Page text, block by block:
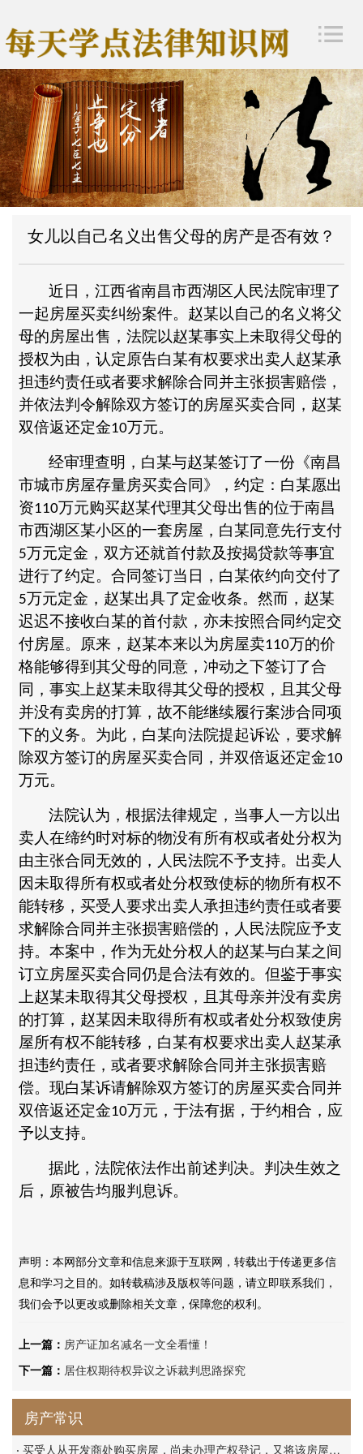
女儿以自己名义出售父母的房产是否有效？
近日，江西省南昌市西湖区人民法院审理了
一起房屋买卖纠纷案件。赵某以自己的名义将父
母的房屋出售，法院以赵某事实上未取得父母的
授权为由，认定原告白某有权要求出卖人赵某承
担违约责任或者要求解除合同并主张损害赔偿，
并依法判令解除双方签订的房屋买卖合同，赵某
双倍返还定金10万元。
经审理查明，白某与赵某签订了一份《南昌
市城市房屋存量房买卖合同》，约定：白某愿出
资110万元购买赵某代理其父母出售的位于南昌
市西湖区某小区的一套房屋，白某同意先行支付
5万元定金，双方还就首付款及按揭贷款等事宜
进行了约定。合同签订当日，白某依约向交付了
5万元定金，赵某出具了定金收条。然而，赵某
迟迟不接收白某的首付款，亦未按照合同约定交
付房屋。原来，赵某本来以为房屋卖110万的价
格能够得到其父母的同意，冲动之下签订了合
同，事实上赵某未取得其父母的授权，且其父母
并没有卖房的打算，故不能继续履行案涉合同项
下的义务。为此，白某向法院提起诉讼，要求解
除双方签订的房屋买卖合同，并双倍返还定金10
万元。
法院认为，根据法律规定，当事人一方以出
卖人在缔约时对标的物没有所有权或者处分权为
由主张合同无效的，人民法院不予支持。出卖人
因未取得所有权或者处分权致使标的物所有权不
能转移，买受人要求出卖人承担违约责任或者要
求解除合同并主张损害赔偿的，人民法院应予支
持。本案中，作为无处分权人的赵某与白某之间
订立房屋买卖合同仍是合法有效的。但鉴于事实
上赵某未取得其父母授权，且其母亲并没有卖房
的打算，赵某因未取得所有权或者处分权致使房
屋所有权不能转移，白某有权要求出卖人赵某承
担违约责任，或者要求解除合同并主张损害赔
偿。现白某诉请解除双方签订的房屋买卖合同并
双倍返还定金10万元，于法有据，于约相合，应
予以支持。
据此，法院依法作出前述判决。判决生效之
后，原被告均服判息诉。
声明：本网部分文章和信息来源于互联网，转载出于传递更多信
息和学习之目的。如转载稿涉及版权等问题，请立即联系我们，
我们会予以更改或删除相关文章，保障您的权利。
上一篇： 房产证加名减名一文全看懂！
下一篇： 居住权期待权异议之诉裁判思路探究
房产常识
· 买受人从开发商处购买房屋，尚未办理产权登记，又将该房屋转卖给第三人，第三人能否直接请求开发商协助办理权属证书